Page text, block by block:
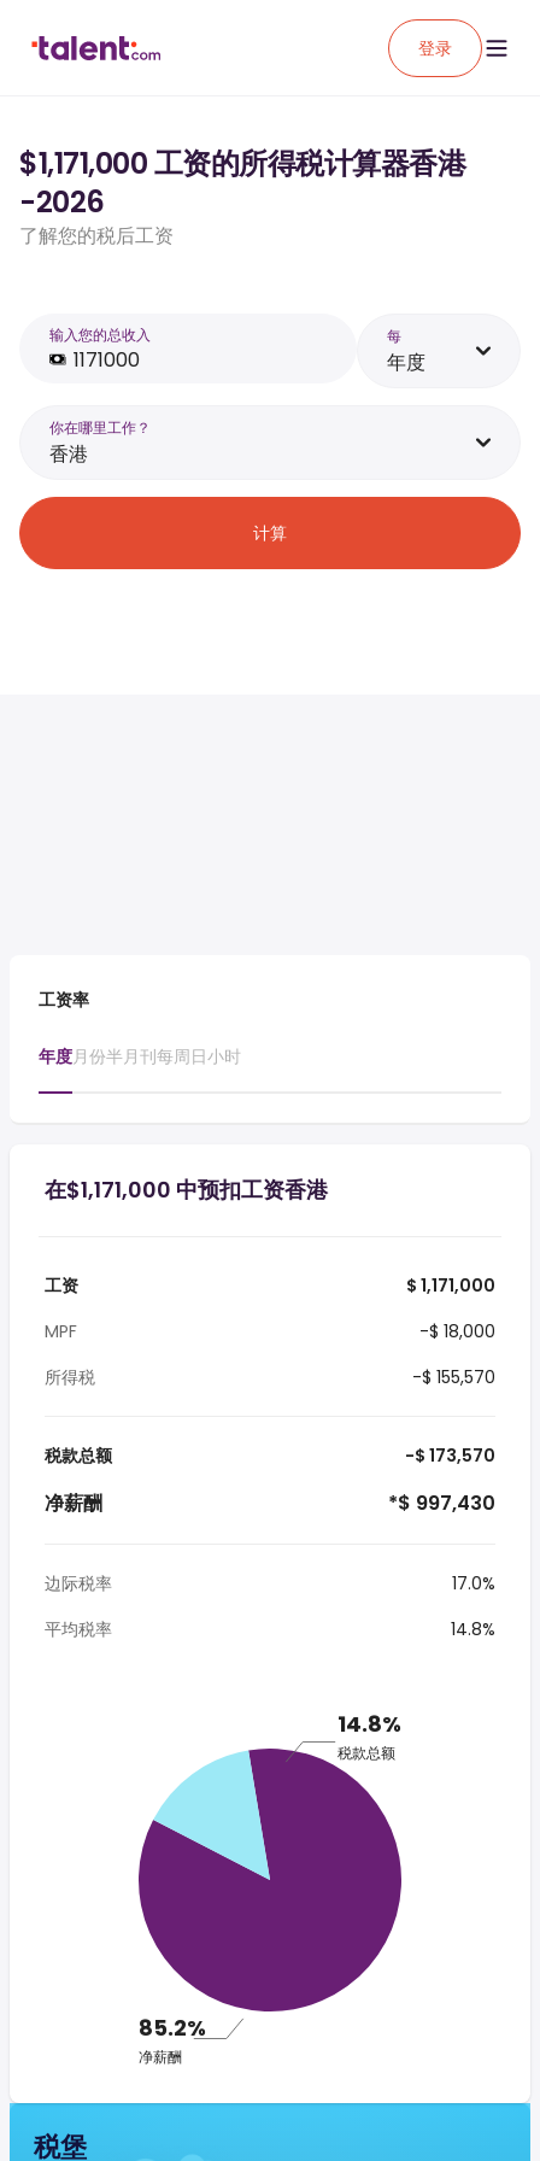
登录
$1,171,000 工资的所得税计算器香港
-2026
了解您的税后工资
输入您的总收入 每
年度
你在哪里工作？
香港
计算
工资率
年度月份半月刊每周日小时
在$1,171,000 中预扣工资香港
工资
$ 1,171,000
MPF
-$ 18,000
所得税
-$ 155,570
税款总额 -$ 173,570
净薪酬 *$ 997,430
边际税率
17.0%
平均税率
14.8%
14.8%
税款总额
85.2%
净薪酬
税堡